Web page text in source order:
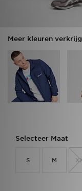
Meer kleuren
Selecteer Maat
S M